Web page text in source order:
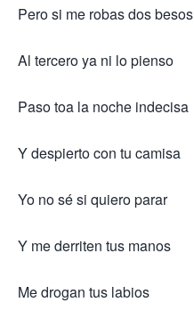
Pero si me robas dos besos
Al tercero ya ni lo pienso
Paso toa la noche indecisa
Y despierto con tu camisa
Yo no sé si quiero parar
Y me derriten tus manos
Me drogan tus labios